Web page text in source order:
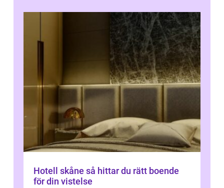
Hotell skåne så hittar du rätt boende
för din vistelse